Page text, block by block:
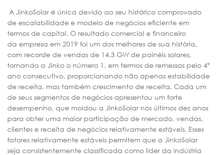
A JinkoSolar é única devido ao seu histórico comprovado
de escalabilidade e modelo de negócios eficiente em
termos de capital. O resultado comercial e financeiro
da empresa em 2019 foi um dos melhores de sua história,
com recorde de vendas de 14,3 GW de painéis solares,
tornando a Jinko o número 1. em termos de remessas pelo 4º
ano consecutivo, proporcionando não apenas estabilidade
de receita, mas também crescimento de receita. Cada um
de seus segmentos de negócios apresentou um forte
desempenho, que moldou a JinkoSolar nos últimos dez anos
para obter uma maior participação de mercado, vendas,
clientes e receita de negócios relativamente estáveis. Esses
fatores relativamente estáveis permitem que a JinkoSolar
seja consistentemente classificada como líder da indústria